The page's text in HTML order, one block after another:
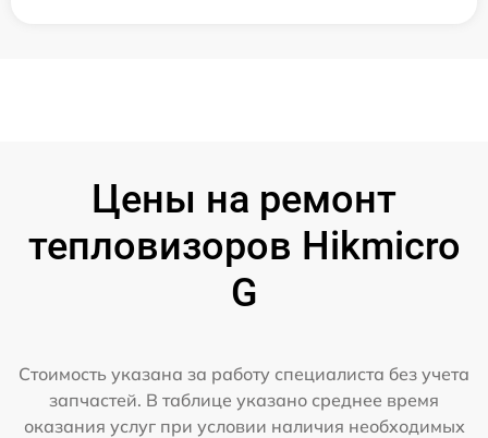
Цены на ремонт
тепловизоров Hikmicro
G
Стоимость указана за работу специалиста без учета
запчастей. В таблице указано среднее время
оказания услуг при условии наличия необходимых